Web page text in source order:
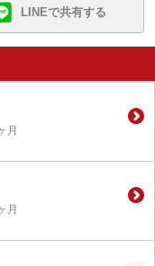
LINEで共有する
月
月